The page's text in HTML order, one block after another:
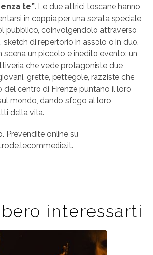
te”. Le due attrici toscane hanno
in coppia per una serata speciale
pubblico, coinvolgendolo attraverso
sketch di repertorio in assolo o in duo,
scena un piccolo e inedito evento: un
che vede protagoniste due
grette, pettegole, razziste che
del centro di Firenze puntano il loro
mondo, dando sfogo al loro
della vita.
Prevendite online su
interessarti